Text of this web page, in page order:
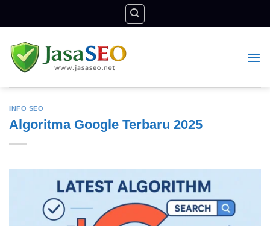
INFO SEO
Algoritma Google Terbaru 2025